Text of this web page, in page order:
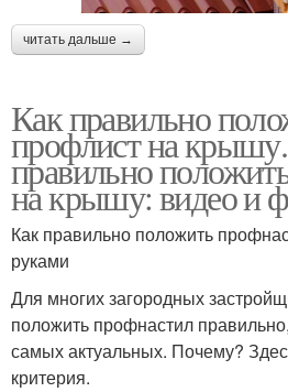
читать дальше →
Как правильно
профлист на
правильно
на крышу: видео и
Как правильно положить
руками
Для многих загородных
положить профнастил
самых актуальных. Почему?
критерия.